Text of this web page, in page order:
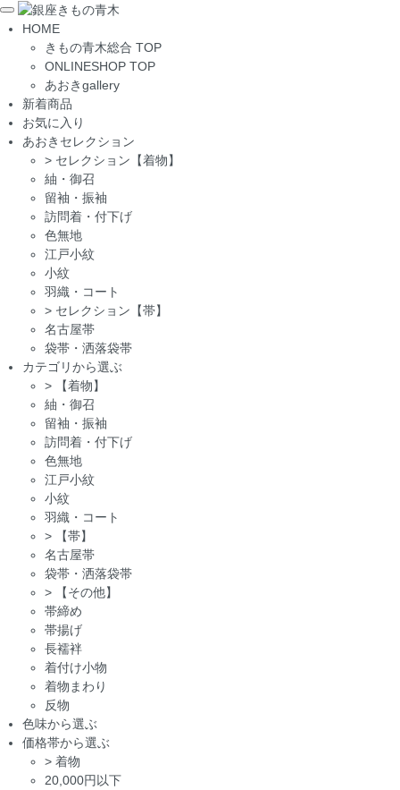
Toggle
navigation
HOME
きもの青木総合 TOP
ONLINESHOP TOP
あおきgallery
新着商品
お気に入り
あおきセレクション
> セレクション【着物】
紬・御召
留袖・振袖
訪問着・付下げ
色無地
江戸小紋
小紋
羽織・コート
> セレクション【帯】
名古屋帯
袋帯・洒落袋帯
カテゴリから選ぶ
>
【着物】
紬・御召
留袖・振袖
訪問着・付下げ
色無地
江戸小紋
小紋
羽織・コート
>
【帯】
名古屋帯
袋帯・洒落袋帯
>
【その他】
帯締め
帯揚げ
長襦袢
着付け小物
着物まわり
反物
色味から選ぶ
価格帯から選ぶ
> 着物
20,000円以下